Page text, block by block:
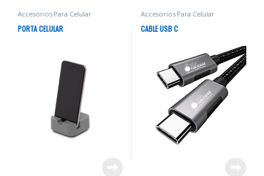
Accesorios Para Celular
PORTA CELULAR
Accesorios Para Celular
CABLE USB C